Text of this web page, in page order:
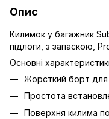
Опис
Килимок у багажник
підлоги, з запаскою,
Основні
Жорсткий борт для
Простота
Поверхня килима